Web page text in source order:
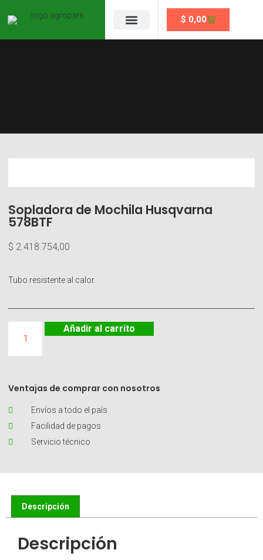
$ 0,00
Sopladora de Mochila Husqvarna
578BTF
$ 2.418.754,00
Tubo resistente al calor.
Añadir al carrito
Ventajas de comprar con nosotros
Envíos a todo el país
Facilidad de pagos
Servicio técnico
Descripción
Descripción